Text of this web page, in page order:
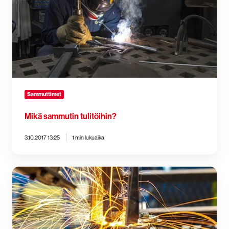
Sammuttimet
Mikä sammutin tulitöihin?
3.10.2017 13:25 1 min lukuaika
Hanki
rakennustyömaan
alkusammutuskalusto
yhdestä
paikasta